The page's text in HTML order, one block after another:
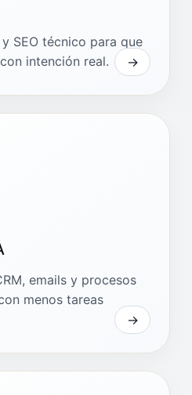
SEO técnico para que
intención real.
emails y procesos
menos tareas